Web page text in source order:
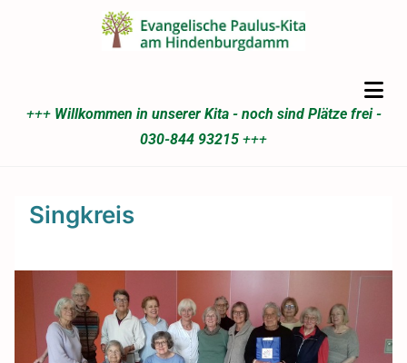
+++ Willkommen in unserer Kita - noch sind Plätze frei -
030-844 93215 +++
Singkreis